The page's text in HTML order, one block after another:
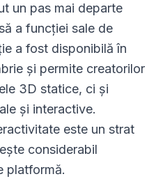
un pas mai departe
a funcției sale de
a fost disponibilă în
și permite creatorilor
3D statice, ci și
și interactive.
este un strat
considerabil
platformă.